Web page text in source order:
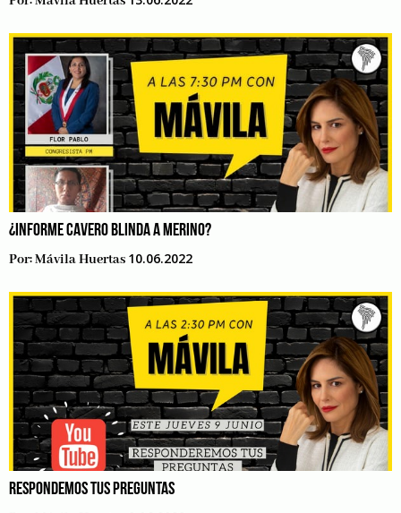
¿INFORME CAVERO BLINDA A MERINO?
Por:Mávila Huertas 10.06.2022
RESPONDEMOS TUS PREGUNTAS